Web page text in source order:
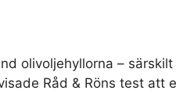
olivoljehyllorna –
Råd & Röns test att